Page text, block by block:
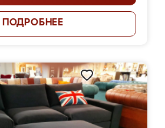
ПОДРОБНЕЕ